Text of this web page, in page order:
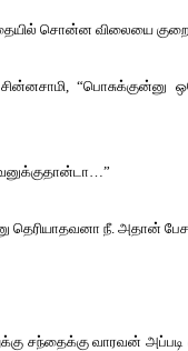
சொன்ன விலையை
“பொசுக்குன்னு
தெரியாதவனா நீ. அதான்
சந்தைக்கு வாரவன்